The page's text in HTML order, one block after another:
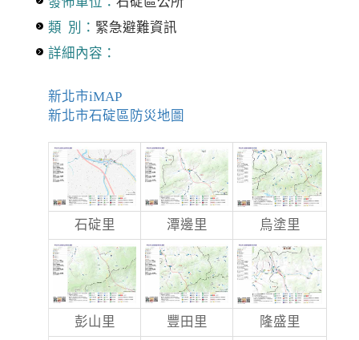
類 別： 緊急避難資訊
詳細內容：
新北市iMAP
新北市石碇區防災地圖
石碇里 潭邊里 烏塗里
彭山里 豐田里 隆盛里